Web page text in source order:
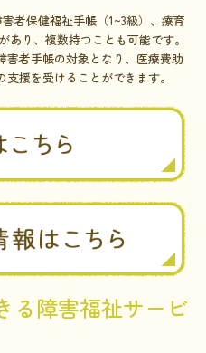
者保健福祉手帳（1~3級）、療育
あり、複数持つことも可能です。
者手帳の対象となり、医療費助
援を受けることができます。
る障害福祉サービ